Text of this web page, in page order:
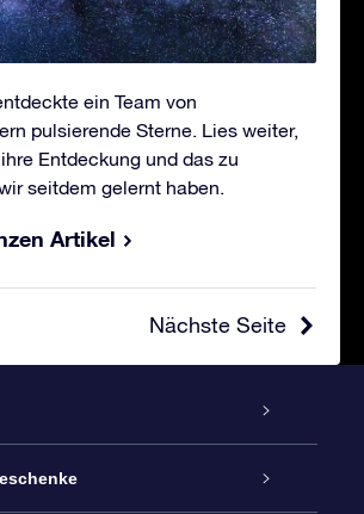
ein Team von
pulsierende Sterne. Lies weiter,
Entdeckung und das zu
seitdem gelernt haben.
Artikel
Nächste Seite